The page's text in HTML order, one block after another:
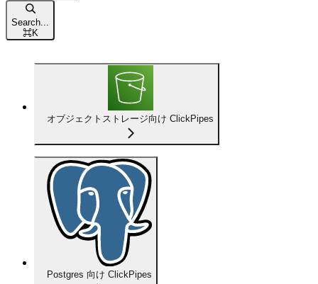
Search...
⌘K
オブジェクトストレージ向け ClickPipes
Postgres 向け ClickPipes